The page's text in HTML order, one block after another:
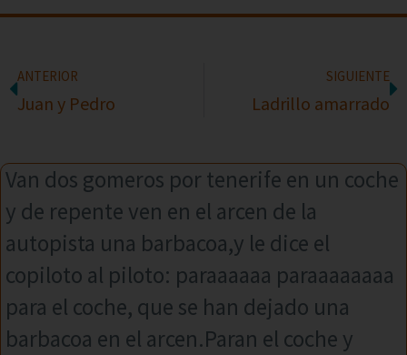
ANTERIOR
Juan y Pedro
SIGUIENTE
Ladrillo amarrado
Van dos gomeros por tenerife en un coche
y de repente ven en el arcen de la
autopista una barbacoa,y le dice el
copiloto al piloto: paraaaaaa paraaaaaaaa
para el coche, que se han dejado una
barbacoa en el arcen.Paran el coche y